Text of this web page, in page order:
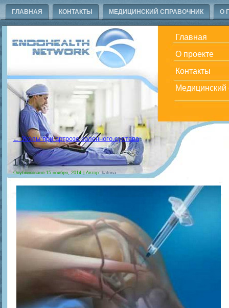
ГЛАВНАЯ КОНТАКТЫ МЕДИЦИНСКИЙ СПРАВОЧНИК О
Главная
О проекте
Контакты
Медицинский
←Уколы при артрозе коленного сустава
163
Опубликовано 15 ноября, 2014|Автор: katrina